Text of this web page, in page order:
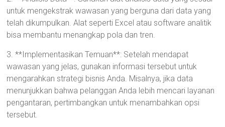
untuk mengekstrak wawasan yang berguna dari data yang
telah dikumpulkan. Alat seperti Excel atau software analitik
bisa membantu menangkap pola dan tren.
3. **Implementasikan Temuan**: Setelah mendapat
wawasan yang jelas, gunakan informasi tersebut untuk
mengarahkan strategi bisnis Anda. Misalnya, jika data
menunjukkan bahwa pelanggan Anda lebih mencari layanan
pengantaran, pertimbangkan untuk menambahkan opsi
tersebut.